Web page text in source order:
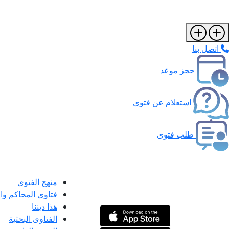
اتصل بنا
حجز موعد
استعلام عن فتوى
طلب فتوى
منهج الفتوى
فتاوى المحاكم
هذا ديننا
الفتاوى البحثية